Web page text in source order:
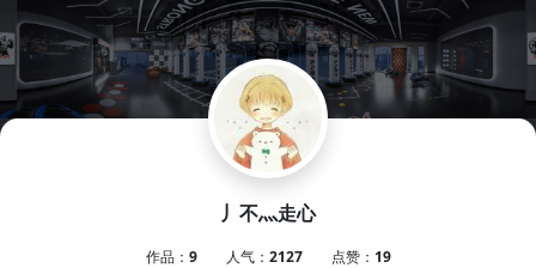
丿不灬走心
作品： 9 人气： 2127 点赞： 19